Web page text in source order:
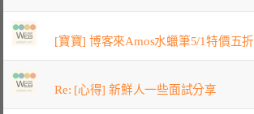
[寶寶] 博客來Amos水蠟筆5/1特價五折
Re: [心得] 新鮮人一些面試分享